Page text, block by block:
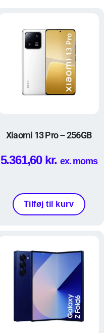
Xiaomi 13 Pro – 256GB
5.361,60 kr. ex. moms
Tilføj til kurv